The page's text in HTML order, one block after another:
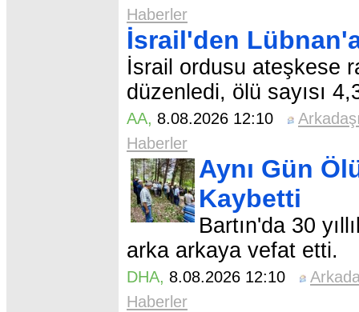
Haberler
İsrail'den
İsrail ordusu ateşkese
düzenledi, ölü sayısı
AA, 8.08.2026 12:10
Haberler
Aynı Gün
Kaybetti
Bartın'da 30
arka arkaya vefat etti.
DHA, 8.08.2026 12:10
Haberler